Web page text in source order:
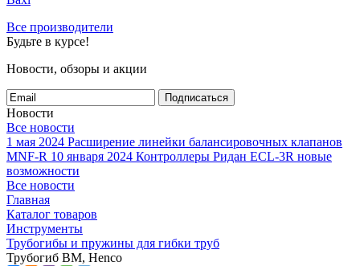
Все производители
Будьте в курсе!
Новости, обзоры и акции
Подписаться
Новости
Все новости
1 мая 2024 Расширение линейки балансировочных клапанов
MNF-R 10 января 2024 Контроллеры Ридан ECL-3R новые
возможности
Все новости
Главная
Каталог товаров
Инструменты
Трубогибы и пружины для гибки труб
Трубогиб BM, Henco